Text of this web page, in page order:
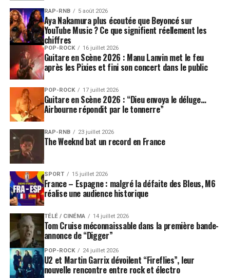
RAP-RNB 5 août 2026
Aya Nakamura plus écoutée que Beyoncé sur
YouTube Music ? Ce que signifient réellement les
chiffres
POP-ROCK 16 juillet 2026
Guitare en Scène 2026 : Manu Lanvin met le feu
après les Pixies et fini son concert dans le public
POP-ROCK 17 juillet 2026
Guitare en Scène 2026 : “Dieu envoya le déluge…
Airbourne répondit par le tonnerre”
RAP-RNB 23 juillet 2026
The Weeknd bat un record en France
SPORT 15 juillet 2026
France – Espagne : malgré la défaite des Bleus, M6
réalise une audience historique
TÉLÉ / CINÉMA 14 juillet 2026
Tom Cruise méconnaissable dans la première bande-
annonce de “Digger”
POP-ROCK 24 juillet 2026
U2 et Martin Garrix dévoilent “Fireflies”, leur
nouvelle rencontre entre rock et électro